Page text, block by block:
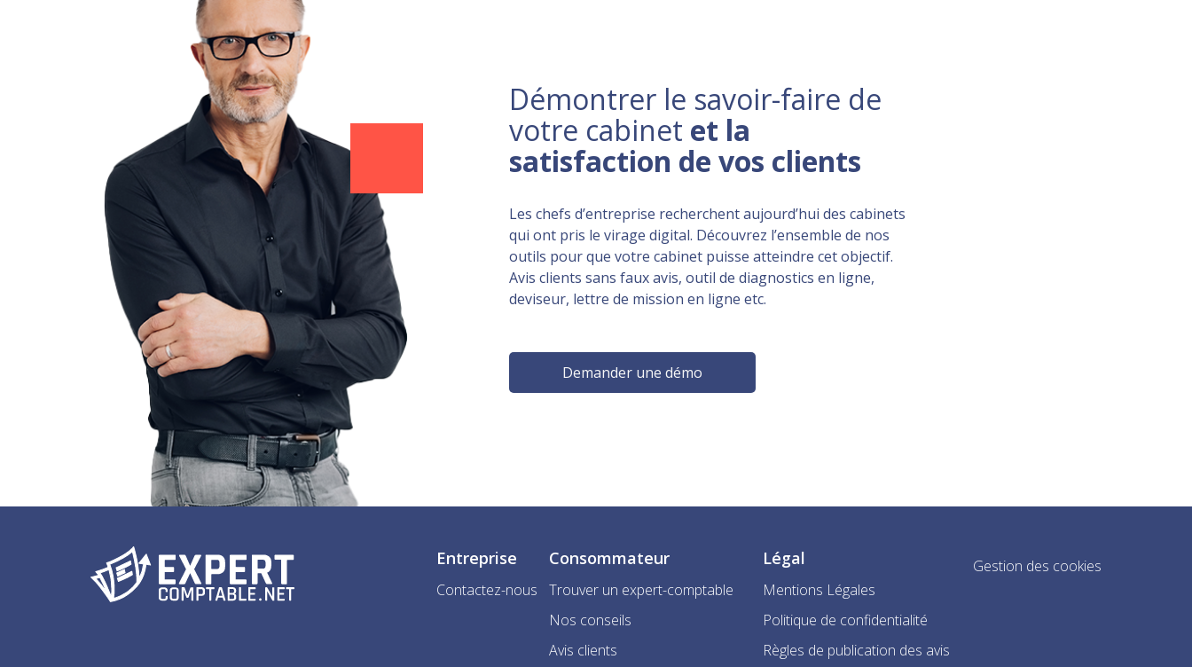
Démontrer le savoir-faire de
votre cabinet et la
satisfaction de vos clients
Les chefs d’entreprise recherchent aujourd’hui des cabinets
qui ont pris le virage digital. Découvrez l’ensemble de nos
outils pour que votre cabinet puisse atteindre cet objectif.
Avis clients sans faux avis, outil de diagnostics en ligne,
deviseur, lettre de mission en ligne etc.
Demander une démo
Entreprise
Contactez-nous
Consommateur
Trouver un expert-comptable
Nos conseils
Avis clients
Légal
Mentions Légales
Politique de confidentialité
Règles de publication des avis
Gestion des cookies